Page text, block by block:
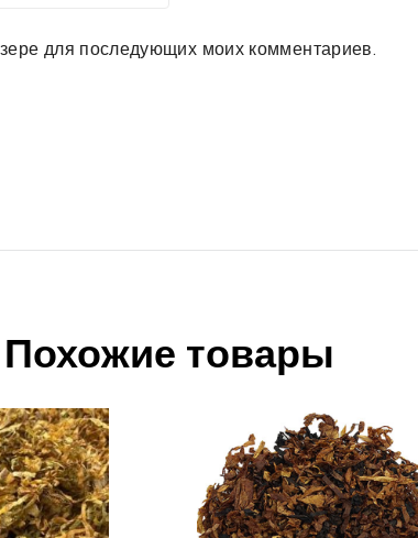
для последующих моих комментариев.
Похожие товары